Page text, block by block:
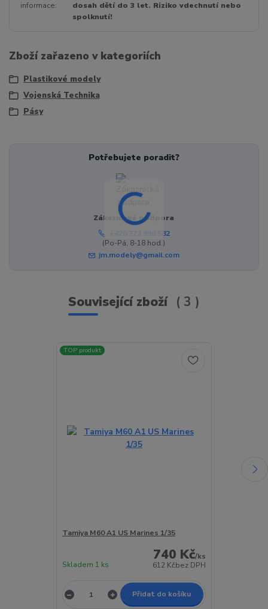
informace
dosah dětí do 3 let. Riziko vdechnutí nebo
spolknutí!
Zboží zařazeno v kategoriích
Plastikové modely
Vojenská Technika
Pásy
Potřebujete poradit?
Zákaznická podpora
+420 773 998 582
(Po-Pá, 8-18 hod.)
jm.modely@gmail.com
Související zboží 3
TOP produkt
Tamiya M60 A1 US Marines 1/35
740 Kč/ks
612 Kčbez DPH
Skladem 1 ks
Přidat do košíku